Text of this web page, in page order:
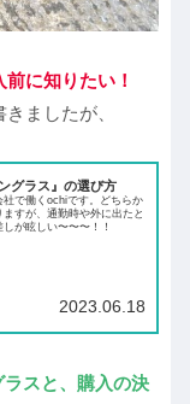
前に知りたい！
ましたが、
グラス』の選び方
社で働くochiです。どちらか
すが、通勤時や外に出たと
が眩しい〜〜〜！！
2023.06.18
ラスと、購入の決